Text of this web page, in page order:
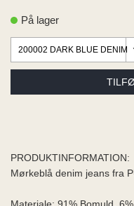
På lager
PRODUKTINFORMATION:
Mørkeblå denim jeans fra